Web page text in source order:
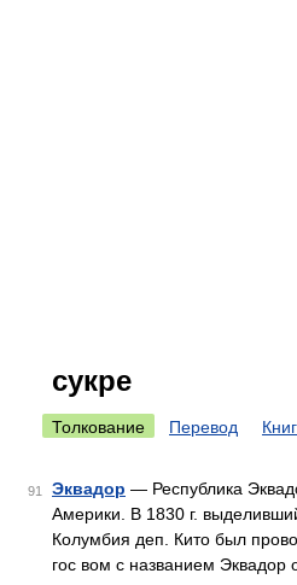
сукре
Толкование Перевод
91 Эквадор — Республика
Америки. В 1830 г.
Колумбия деп. Кито был
гос вом с названием Эквадор